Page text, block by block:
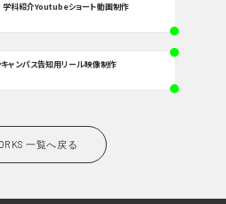
学科紹介Youtubeショート動画制作
ャンパス告知用リール映像制作
一覧へ戻る